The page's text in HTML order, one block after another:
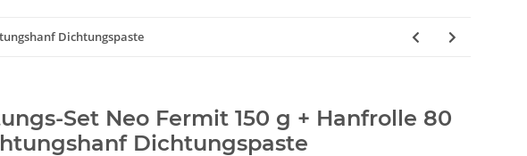
Dichtungspaste
Set Neo Fermit 150 g + Hanfrolle 80
Dichtungspaste